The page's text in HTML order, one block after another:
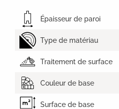
Épaisseur de paroi
Type de matériau
Traitement de surface
Couleur de base
Surface de base